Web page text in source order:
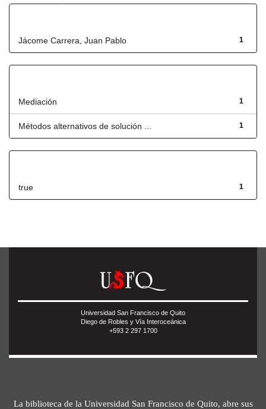
1
Jácome Carrera, Juan Pablo
1
Mediación
1
Métodos alternativos de solución ...
1
true
Universidad San Francisco de Quito
Diego de Robles y Vía Interoceánica
+593 2 297 1700
La biblioteca de la Universidad San Francisco de Quito, abre sus